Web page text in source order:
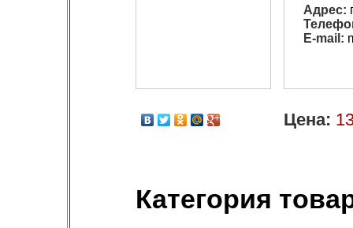
Адрес:
E-mail:
Цена:
Категория